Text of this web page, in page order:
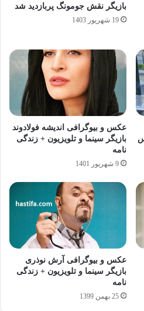
بازیگر نقش جومونگ پربازدید شد
19 شهریور 1403
عکس و بیوگرافی اندیشه فولادوند
بازیگر سینما و تلویزیون + زندگی
نامه
9 شهریور 1401
عکس و بیوگرافی آرش نوذری
بازیگر سینما و تلویزیون + زندگی
نامه
25 بهمن 1399